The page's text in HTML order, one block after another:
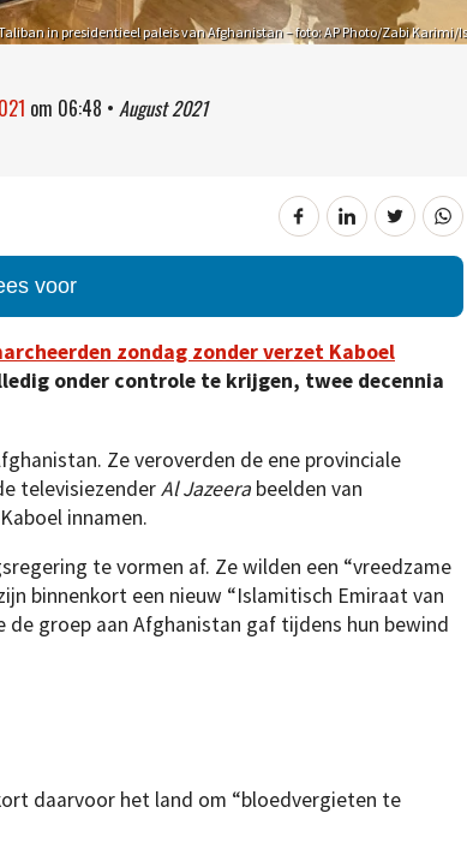
in presidentieel paleis van Afghanistan – foto: AP Photo/Zabi Karimi/
om 06:48 • August 2021
voor
zondag zonder verzet Kaboel
onder controle te krijgen, twee decennia
Ze veroverden de ene provinciale
televisiezenderAl Jazeera beelden van
innamen.
te vormen af. Ze wilden een “vreedzame
binnenkort een nieuw “Islamitisch Emiraat van
groep aan Afghanistan gaf tijdens hun bewind
daarvoor het land om “bloedvergieten te